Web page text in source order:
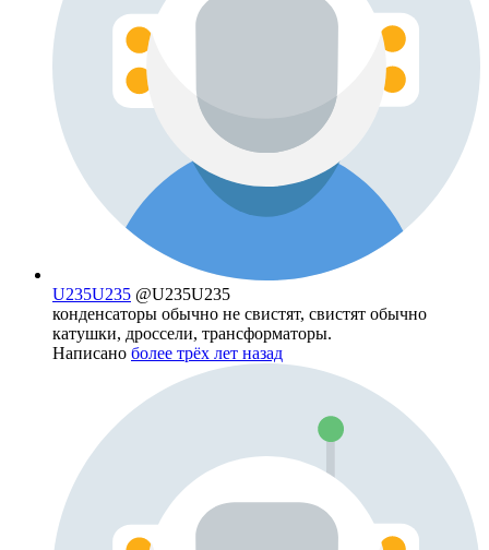
U235U235 @U235U235
конденсаторы обычно не свистят, свистят обычно
катушки, дроссели, трансформаторы.
Написано более трёх лет назад